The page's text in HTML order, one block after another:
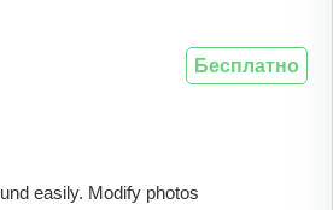
easily. Modify photos
Бесплатно